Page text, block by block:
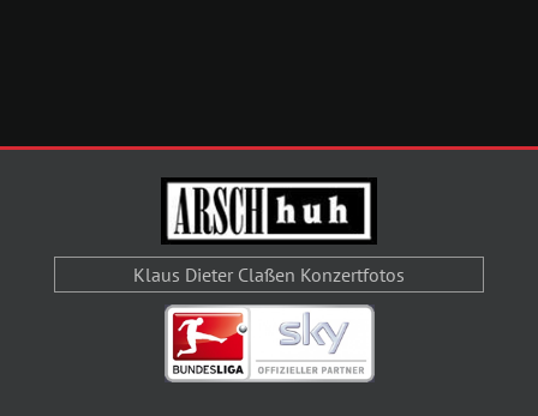
Klaus Dieter Claßen Konzertfotos